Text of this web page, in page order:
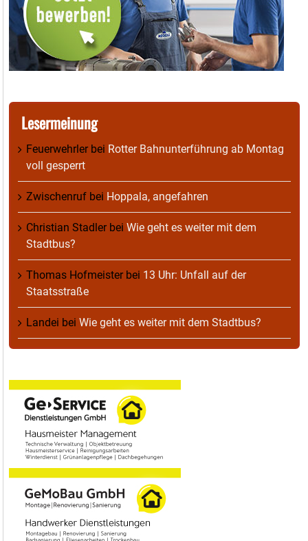
Lesermeinung
Feuerwehrlerbei Rotter Bahnunterführung ab Montag
voll gesperrt
Zwischenruf bei Hoppala, angefahren
Christian Stadlerbei Wie geht es weiter mit dem
Stadtbus?
Thomas Hofmeisterbei 13 Uhr: Unfall auf der
Staatsstraße
Landei bei Wie geht es weiter mit dem Stadtbus?